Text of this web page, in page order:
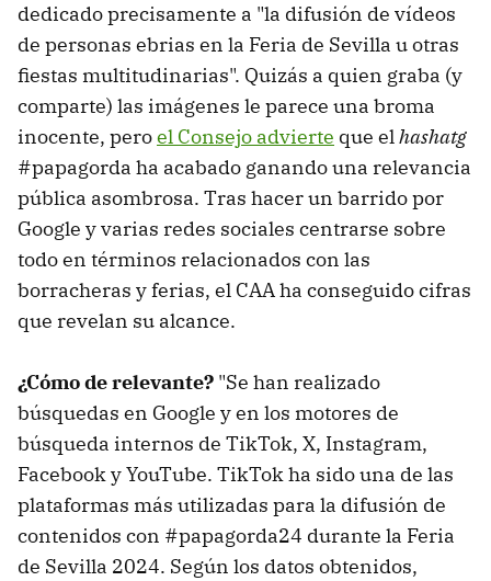
dedicado precisamente a "la difusión de vídeos
de personas ebrias en la Feria de Sevilla u otras
fiestas multitudinarias". Quizás a quien graba (y
comparte) las imágenes le parece una broma
inocente, peroel Consejo advierte que elhashatg
#papagorda ha acabado ganando una relevancia
pública asombrosa. Tras hacer un barrido por
Google y varias redes sociales centrarse sobre
todo en términos relacionados con las
borracheras y ferias, el CAA ha conseguido cifras
que revelan su alcance.
¿Cómo de relevante? "Se han realizado
búsquedas en Google y en los motores de
búsqueda internos de TikTok, X, Instagram,
Facebook y YouTube. TikTok ha sido una de las
plataformas más utilizadas para la difusión de
contenidos con #papagorda24 durante la Feria
de Sevilla 2024. Según los datos obtenidos,